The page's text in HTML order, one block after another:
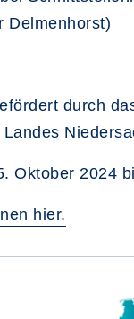
Delmenhorst)
durch
Landes
Oktober 2024
hier.